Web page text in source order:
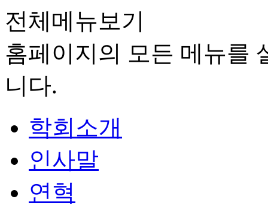
전체메뉴보기
홈페이지의 모든 메뉴를
니다.
학회소개
인사말
연혁